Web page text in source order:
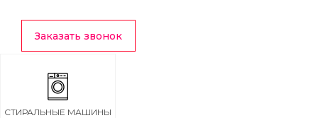
Заказать звонок
СТИРАЛЬНЫЕ МАШИНЫ